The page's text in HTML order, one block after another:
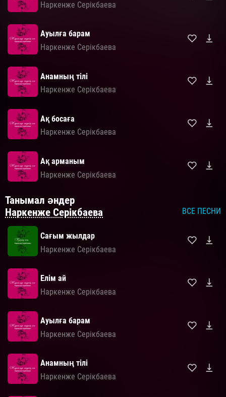
Наркенже Серікбаева
Ауылға барам
Наркенже Серікбаева
Анамның тілі
Наркенже Серікбаева
Ақ босаға
Наркенже Серікбаева
Ақ арманым
Наркенже Серікбаева
Танымал әндер
Наркенже Серікбаева
ВСЕ ПЕСНИ
Сағым жылдар
Наркенже Серікбаева
Елім ай
Наркенже Серікбаева
Ауылға барам
Наркенже Серікбаева
Анамның тілі
Наркенже Серікбаева